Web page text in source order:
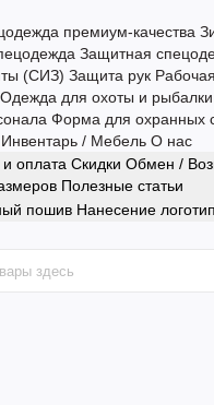
премиум-качества
Защитная
(СИЗ) Защита рук
Одежда для охоты и рыбалки
Форма для охранных
/ Мебель О нас
и оплата Скидки Обмен /
Полезные статьи
пошив Нанесение